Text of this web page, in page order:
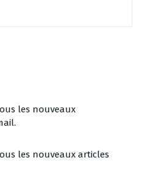
les nouveaux
les nouveaux articles